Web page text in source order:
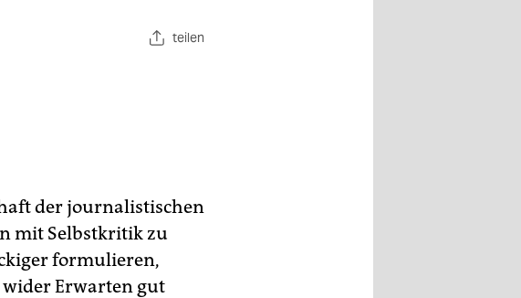
teilen
der journalistischen
mit Selbstkritik zu
formulieren,
wider Erwarten gut